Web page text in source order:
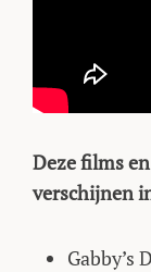
Deze films
verschijnen
Gabby’s